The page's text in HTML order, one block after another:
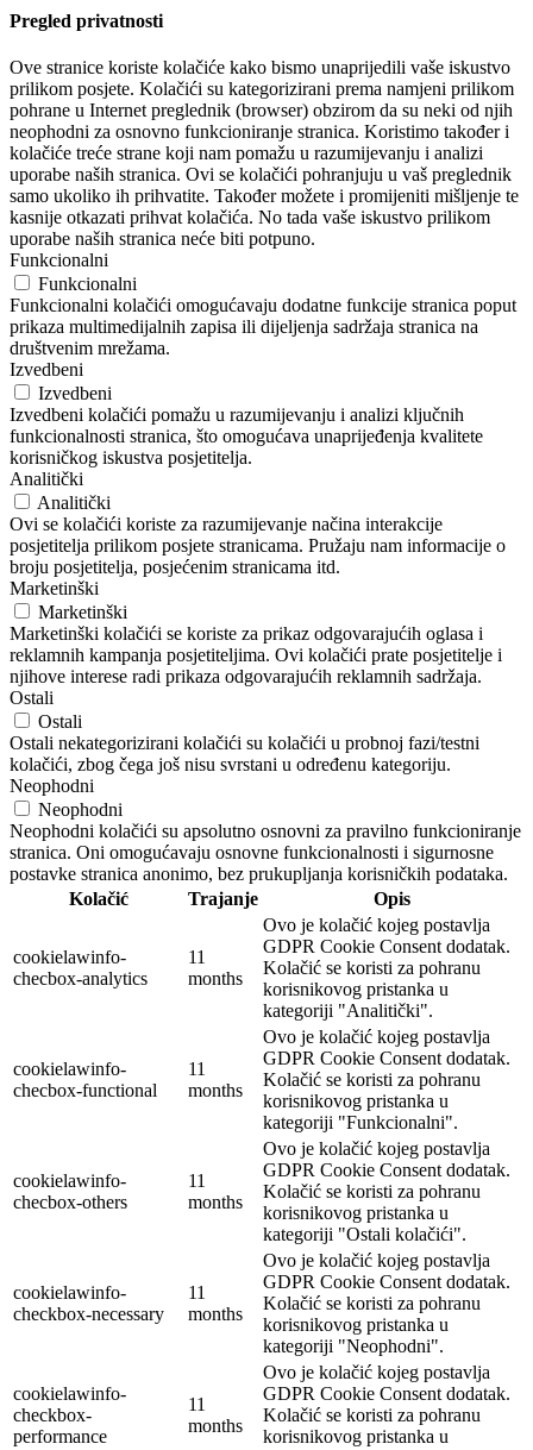
Pregled privatnosti
Ove stranice koriste kolačiće kako bismo unaprijedili vaše iskustvo
prilikom posjete. Kolačići su kategorizirani prema namjeni prilikom
pohrane u Internet preglednik (browser) obzirom da su neki od njih
neophodni za osnovno funkcioniranje stranica. Koristimo također i
kolačiće treće strane koji nam pomažu u razumijevanju i analizi
uporabe naših stranica. Ovi se kolačići pohranjuju u vaš preglednik
samo ukoliko ih prihvatite. Također možete i promijeniti mišljenje te
kasnije otkazati prihvat kolačića. No tada vaše iskustvo prilikom
uporabe naših stranica neće biti potpuno.
Funkcionalni
Funkcionalni
Funkcionalni kolačići omogućavaju dodatne funkcije stranica poput
prikaza multimedijalnih zapisa ili dijeljenja sadržaja stranica na
društvenim mrežama.
Izvedbeni
Izvedbeni
Izvedbeni kolačići pomažu u razumijevanju i analizi ključnih
funkcionalnosti stranica, što omogućava unaprijeđenja kvalitete
korisničkog iskustva posjetitelja.
Analitički
Analitički
Ovi se kolačići koriste za razumijevanje načina interakcije
posjetitelja prilikom posjete stranicama. Pružaju nam informacije o
broju posjetitelja, posjećenim stranicama itd.
Marketinški
Marketinški
Marketinški kolačići se koriste za prikaz odgovarajućih oglasa i
reklamnih kampanja posjetiteljima. Ovi kolačići prate posjetitelje i
njihove interese radi prikaza odgovarajućih reklamnih sadržaja.
Ostali
Ostali
Ostali nekategorizirani kolačići su kolačići u probnoj fazi/testni
kolačići, zbog čega još nisu svrstani u određenu kategoriju.
Neophodni
Neophodni
Neophodni kolačići su apsolutno osnovni za pravilno funkcioniranje
stranica. Oni omogućavaju osnovne funkcionalnosti i sigurnosne
postavke stranica anonimo, bez prukupljanja korisničkih podataka.
Kolačić
Trajanje Opis
cookielawinfo-
checbox-analytics
11
months
Ovo je kolačić kojeg postavlja
GDPR Cookie Consent dodatak.
Kolačić se koristi za pohranu
korisnikovog pristanka u
kategoriji "Analitički".
cookielawinfo-
checbox-functional
11
months
Ovo je kolačić kojeg postavlja
GDPR Cookie Consent dodatak.
Kolačić se koristi za pohranu
korisnikovog pristanka u
kategoriji "Funkcionalni".
cookielawinfo-
checbox-others
11
months
Ovo je kolačić kojeg postavlja
GDPR Cookie Consent dodatak.
Kolačić se koristi za pohranu
korisnikovog pristanka u
kategoriji "Ostali kolačići".
cookielawinfo-
checkbox-necessary
11
months
Ovo je kolačić kojeg postavlja
GDPR Cookie Consent dodatak.
Kolačić se koristi za pohranu
korisnikovog pristanka u
kategoriji "Neophodni".
cookielawinfo-
checkbox-
performance
11
months
Ovo je kolačić kojeg postavlja
GDPR Cookie Consent dodatak.
Kolačić se koristi za pohranu
korisnikovog pristanka u